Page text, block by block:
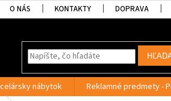
O NÁS KONTAKTY DOPRAVA
nábytok Reklamné predmety -